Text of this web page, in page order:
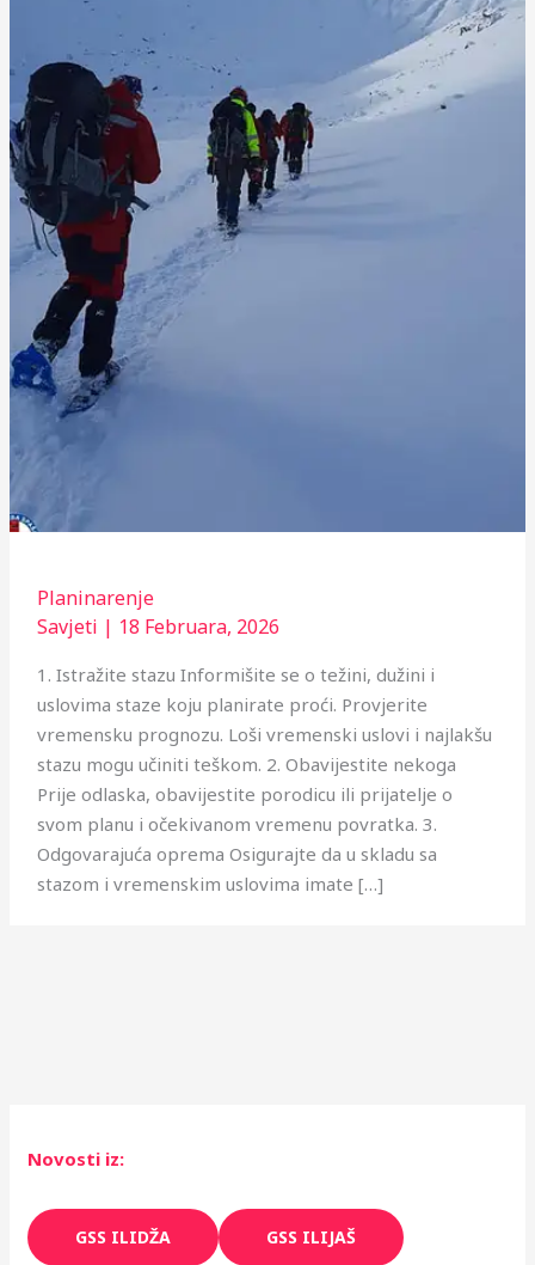
Planinarenje
Savjeti | 18 Februara, 2026
1. Istražite stazu Informišite se o težini, dužini i
uslovima staze koju planirate proći. Provjerite
vremensku prognozu. Loši vremenski uslovi i najlakšu
stazu mogu učiniti teškom. 2. Obavijestite nekoga
Prije odlaska, obavijestite porodicu ili prijatelje o
svom planu i očekivanom vremenu povratka. 3.
Odgovarajuća oprema Osigurajte da u skladu sa
stazom i vremenskim uslovima imate […]
Novosti iz:
GSS ILIDŽA GSS ILIJAŠ